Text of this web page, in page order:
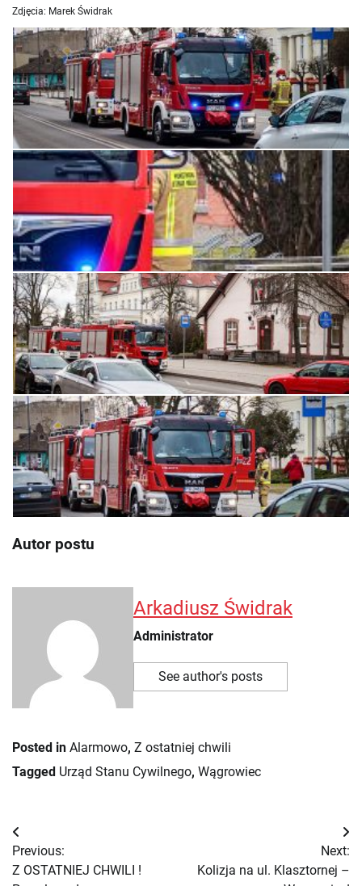
Zdjęcia: Marek Świdrak
Autor postu
Arkadiusz Świdrak
Administrator
See author's posts
Posted in Alarmowo, Z ostatniej chwili
Tagged Urząd Stanu Cywilnego, Wągrowiec
Nawigacja
wpisu
Previous:
Z OSTATNIEJ CHWILI !
Next:
Kolizja na ul. Klasztornej –